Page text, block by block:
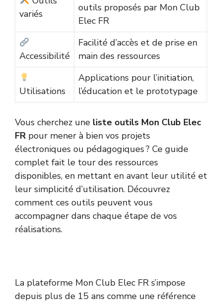
variés
outils proposés par Mon Club
Elec FR
Accessibilité
Facilité d’accès et de prise en
main des ressources
Utilisations
Applications pour l’initiation,
l’éducation et le prototypage
Vous cherchez une liste outils Mon Club Elec
FR pour mener à bien vos projets
électroniques ou pédagogiques ? Ce guide
complet fait le tour des ressources
disponibles, en mettant en avant leur utilité et
leur simplicité d’utilisation. Découvrez
comment ces outils peuvent vous
accompagner dans chaque étape de vos
réalisations.
La plateforme Mon Club Elec FR s’impose
depuis plus de 15 ans comme une référence